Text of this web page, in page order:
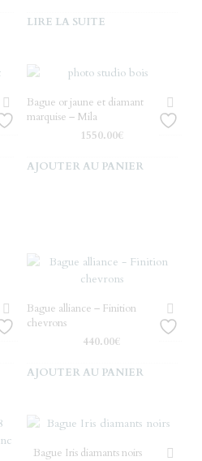
LIRE LA SUITE
Bague or jaune et diamant
marquise – Mila
1550.00€
AJOUTER AU PANIER
Bague alliance – Finition
chevrons
440.00€
AJOUTER AU PANIER
Bague Iris diamants noirs